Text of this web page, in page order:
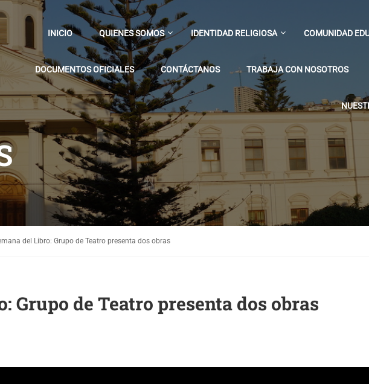
INICIO QUIENES SOMOS IDENTIDAD RELIGIOSA COMUNIDAD
DOCUMENTOS OFICIALES CONTÁCTANOS TRABAJA CON NOSOTROS
del Libro: Grupo de Teatro presenta dos obras
Grupo de Teatro presenta dos obras